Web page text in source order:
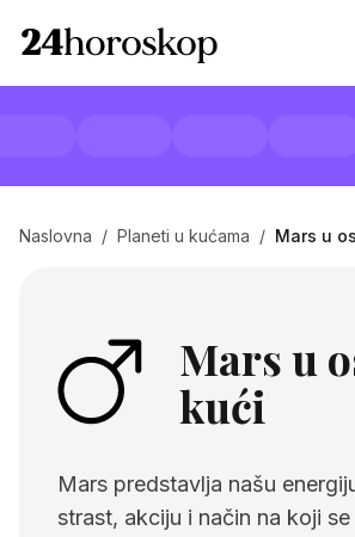
Naslovna / Planeti u kućama / Mars u
Mars u
kući
Mars predstavlja našu
strast, akciju i način na koji